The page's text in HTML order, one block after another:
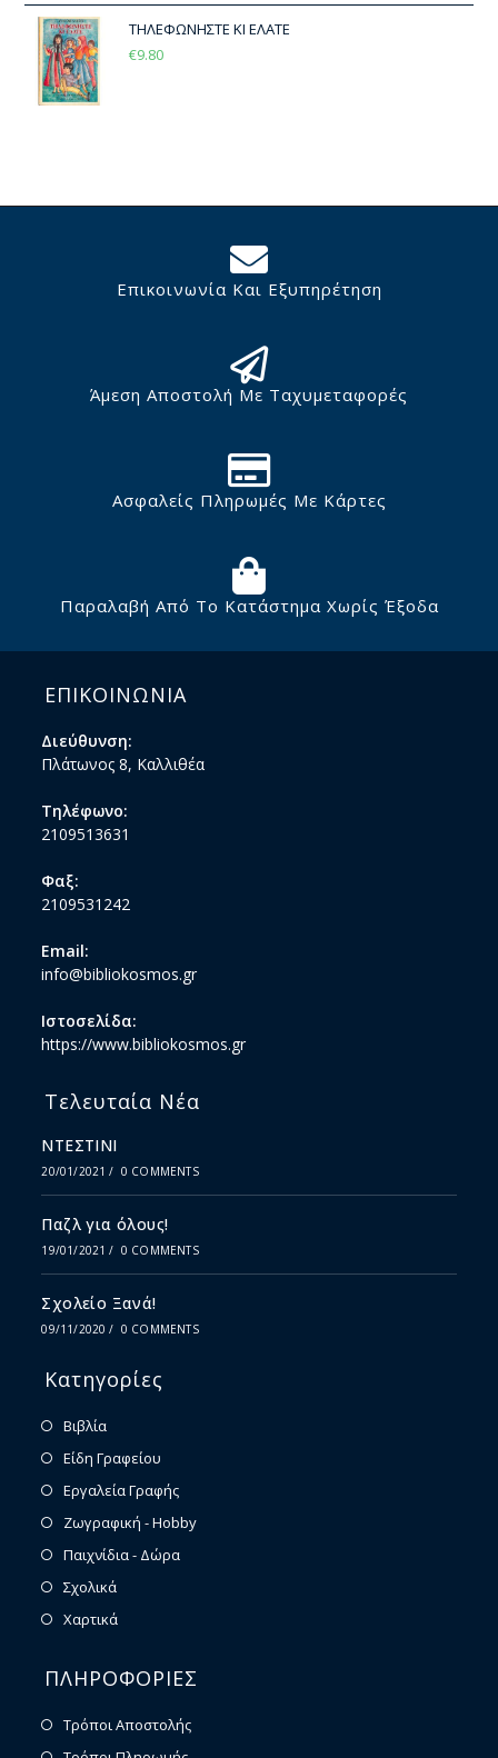
ΤΗΛΕΦΩΝΗΣΤΕ ΚΙ ΕΛΑΤΕ
€9.80
Επικοινωνία Και Εξυπηρέτηση
Άμεση Αποστολή Με Ταχυμεταφορές
Ασφαλείς Πληρωμές Με Κάρτες
Παραλαβή Από Το Κατάστημα Χωρίς Έξοδα
ΕΠΙΚΟΙΝΩΝΙΑ
Διεύθυνση:
Πλάτωνος 8, Καλλιθέα
Τηλέφωνο:
2109513631
Φαξ:
2109531242
Email:
info@bibliokosmos.gr
Ιστοσελίδα:
https://www.bibliokosmos.gr
Τελευταία Νέα
ΝΤΕΣΤΙΝΙ
20/01/2021 / 0 COMMENTS
Παζλ για όλους!
19/01/2021 / 0 COMMENTS
Σχολείο Ξανά!
09/11/2020 / 0 COMMENTS
Κατηγορίες
Βιβλία
Είδη Γραφείου
Εργαλεία Γραφής
Ζωγραφική - Hobby
Παιχνίδια - Δώρα
Σχολικά
Χαρτικά
ΠΛΗΡΟΦΟΡΙΕΣ
Τρόποι Αποστολής